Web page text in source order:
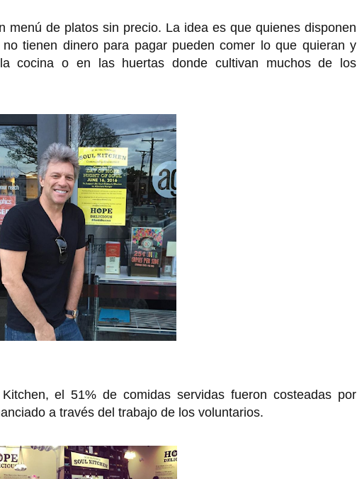
menú de platos sin precio. La idea es que quienes disponen
tienen dinero para pagar pueden comer lo que quieran y
cocina o en las huertas donde cultivan muchos de los
el 51% de comidas servidas fueron costeadas por
a través del trabajo de los voluntarios.